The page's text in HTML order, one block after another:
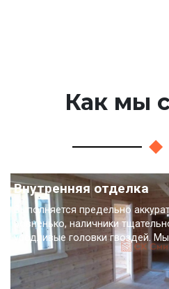
Как мы
Внутренняя отделка
Выполняется предельно
ровненько, наличники
уродливые головки гвоздей.